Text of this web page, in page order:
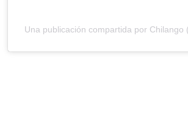
Una publicación compartida por Chilango